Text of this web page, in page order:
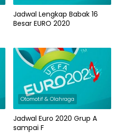
Jadwal Lengkap Babak 16
Besar EURO 2020
Otomotif & Olahraga
Jadwal Euro 2020 Grup A
sampai F